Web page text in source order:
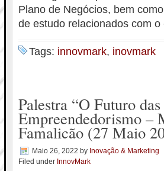
Plano de Negócios, bem
de estudo relacionados com
Tags: innovmark, inovmark
Palestra “O Futuro
Empreendedorismo –
Famalicão (27 Maio
Maio 26, 2022 by Inovação & Marketing
Filed under InnovMark